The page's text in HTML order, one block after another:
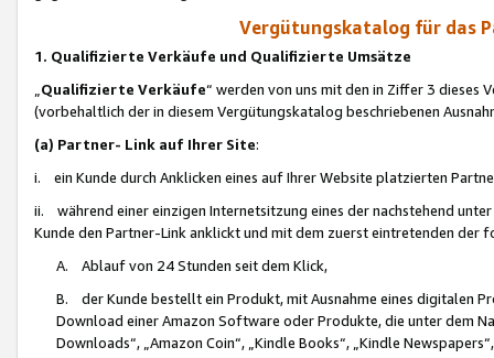
Vergütungskatalog für das
1. Qualifizierte Verkäufe und Qualifizierte Umsätze
Qualifizierte Verkäufe“ werden von uns mit den in Ziffer 3
(vorbehaltlich der in diesem Vergütungskatalog beschriebenen
(a) Partner- Link auf Ihrer Site:
i. ein Kunde durch Anklicken eines auf Ihrer Website platzierten
ii. während einer einzigen Internetsitzung eines der nachstehend
Kunde den Partner-Link anklickt und mit dem zuerst eintretenden der
A. Ablauf von 24 Stunden seit dem Klick,
B. der Kunde bestellt ein Produkt, mit Ausnahme eines digitalen
Download einer Amazon Software oder Produkte, die unter dem
Downloads“, „Amazon Coin“, „Kindle Books“, „Kindle